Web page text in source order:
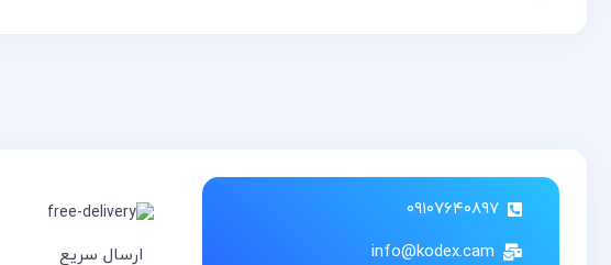
۰۹۱۰۷۶۴۰۸۹۷
info@kodex.cam
ارسال سریع